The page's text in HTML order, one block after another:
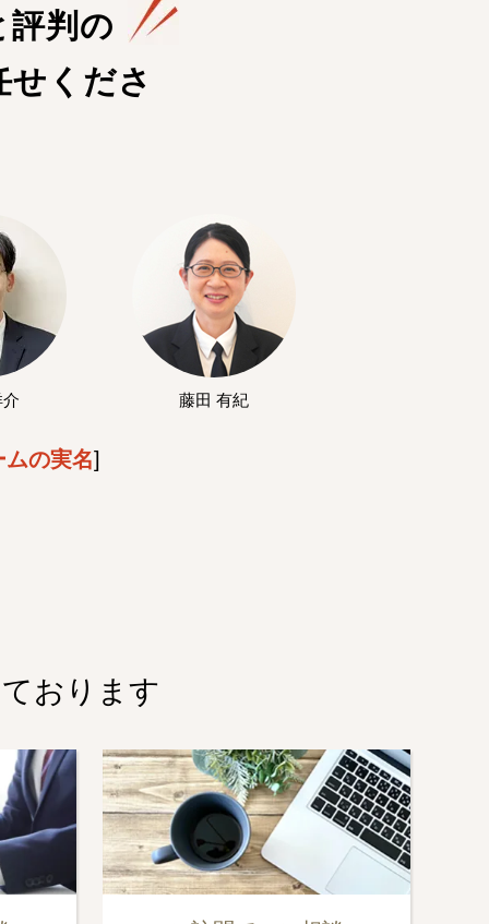
評判の
くださ
藤田 有紀
の実名]
おります